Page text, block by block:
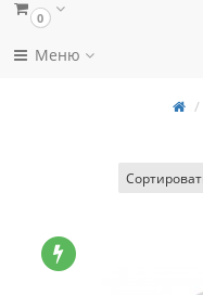
0
Меню